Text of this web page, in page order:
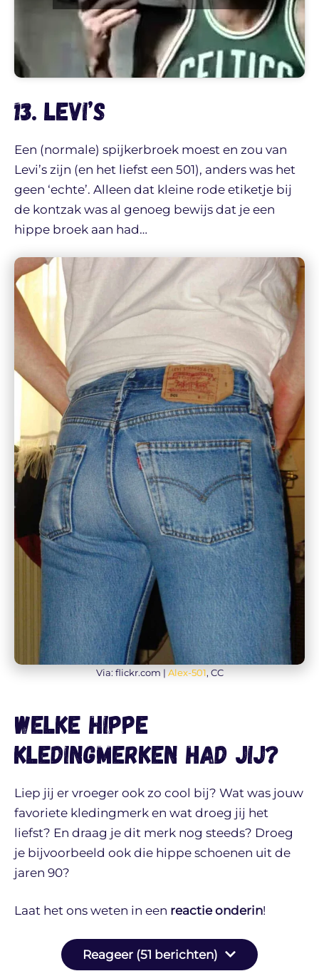
13. Levi’s
Een (normale) spijkerbroek moest en zou van
Levi’s zijn (en het liefst een 501), anders was het
geen ‘echte’. Alleen dat kleine rode etiketje bij
de kontzak was al genoeg bewijs dat je een
hippe broek aan had…
Via: flickr.com | Alex-501, CC
Welke hippe
kledingmerken had jij?
Liep jij er vroeger ook zo cool bij? Wat was jouw
favoriete kledingmerk en wat droeg jij het
liefst? En draag je dit merk nog steeds? Droeg
je bijvoorbeeld ook die hippe schoenen uit de
jaren 90?
Laat het ons weten in een reactie onderin!
Reageer (51 berichten)